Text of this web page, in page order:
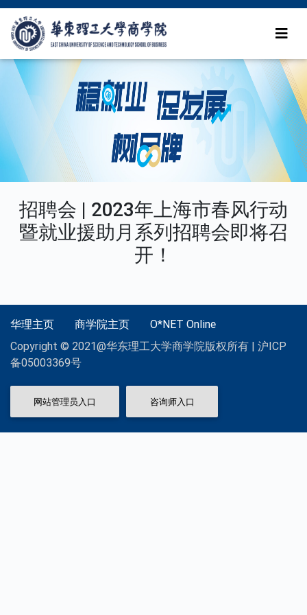
招聘会 | 2023年上海市春风行动
暨就业援助月系列招聘会即将召
开！
华理主页 商学院主页
O*NET Online
Copyright © 2021@华东理工大学商学院版权所有 | 沪ICP
备05003369号
网站管理员入口 咨询师入口